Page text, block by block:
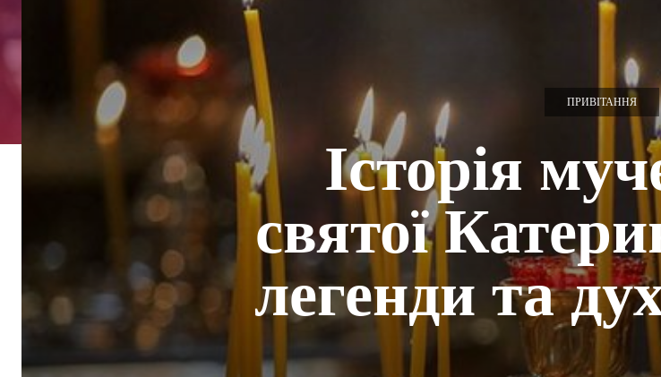
ПРИВІТАННЯ
Історія
святої
легенди та